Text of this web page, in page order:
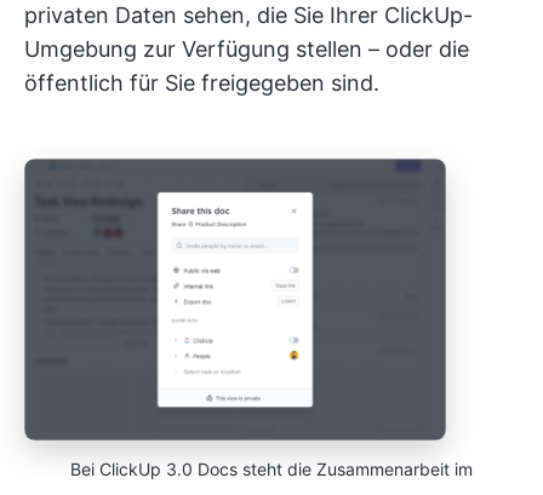
privaten Daten sehen, die Sie Ihrer ClickUp-
Umgebung zur Verfügung stellen – oder die
öffentlich für Sie freigegeben sind.
Bei ClickUp 3.0 Docs steht die Zusammenarbeit im